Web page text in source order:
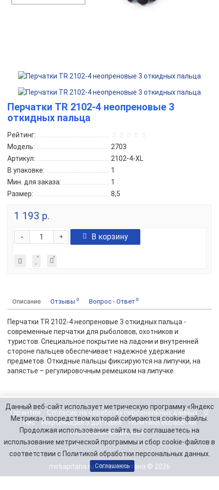
Перчатки TR 2102-4 неопреновые 3
откидных пальца
Рейтинг:
Модель:
2703
Артикул:
2102-4-XL
В упаковке:
1
Мин. для заказа:
1
Размер:
8,5
1 193 р.
+
- В корзину
Описание Отзывы 0 Вопрос - Ответ 0
Перчатки TR 2102-4 неопреновые 3 откидных пальца -
современные перчатки для рыболовов, охотников и
туристов. Специальное покрытие на ладони и внутренней
стороне пальцев обеспечивает надежное удержание
предметов. Откидные пальцы фиксируются на липучки, на
запястье – регулировочным ремешком на липучке.
Гарантия Согласие на обработку персональных данных
О
нас
Информация о доставке
Политика обработки
персональных данных
mirkapitana.ru - Мир капитана © 2026
Данный веб-сайт использует метрическую программу «Яндекс
Метрика», посредством которой собираются cookie-файлы.
Продолжая использование сайта, вы соглашаетесь на
использование метрической программы и сбор cookie-файлов в
соответствии с Политикой обработки персональных данных.
Соглашаюсь